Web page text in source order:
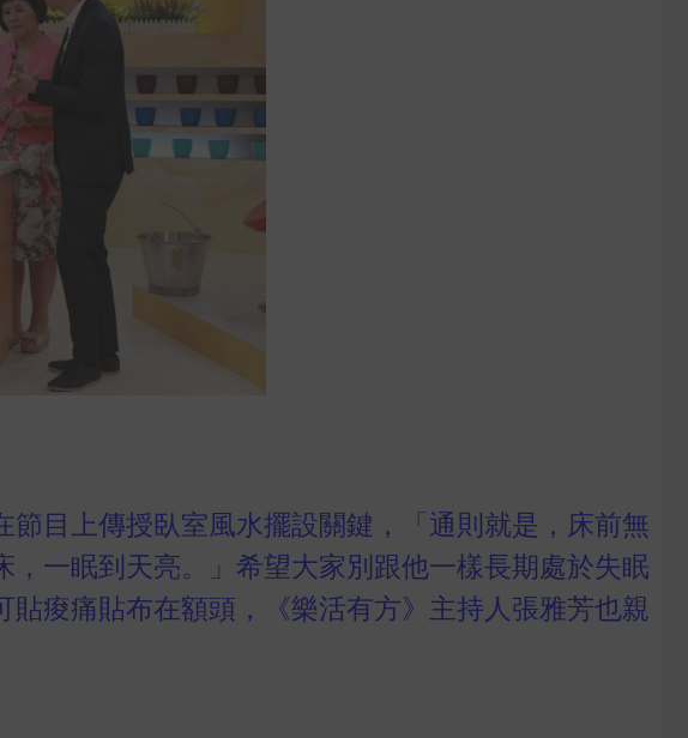
節目上傳授臥室風水擺設關鍵，「通則就是，床前無
一眠到天亮。」希望大家別跟他一樣長期處於失眠
痠痛貼布在額頭，《樂活有方》主持人張雅芳也親